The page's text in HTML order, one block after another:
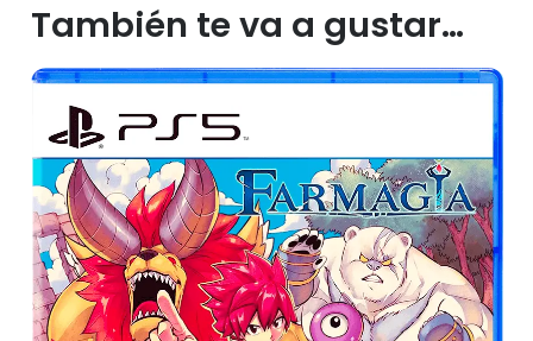
También te va a gustar…